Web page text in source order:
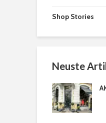
Shop Stories
Neuste